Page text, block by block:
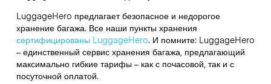
LuggageHero предлагает безопасное и недорогое
хранение багажа. Все наши пункты хранения
сертифицированы LuggageHero. И помните: LuggageHero
– единственный сервис хранения багажа, предлагающий
максимально гибкие тарифы – как с почасовой, так и с
посуточной оплатой.